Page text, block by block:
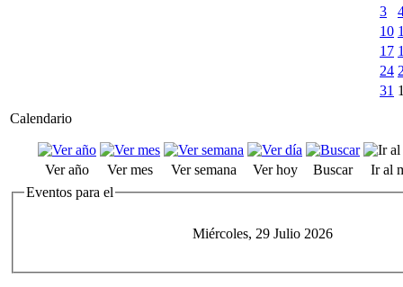
3
10
17
24
31
Calendario
Ver año Ver mes Ver semana Ver hoy Buscar
Ir al
Eventos para el
Miércoles, 29 Julio 2026